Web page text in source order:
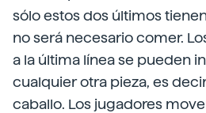
sólo estos dos últimos
no será necesario comer.
a la última línea se pueden
cualquier otra pieza, es
caballo. Los jugadores